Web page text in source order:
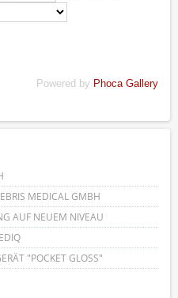
Powered by Phoca Gallery
MEDICAL GMBH
AUF NEUEM NIVEAU
"POCKET GLOSS"